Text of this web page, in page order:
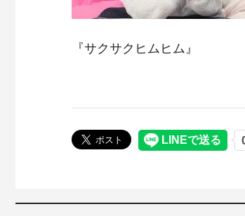
『サクサクヒムヒム』